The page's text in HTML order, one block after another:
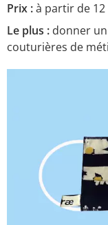
Prix :à partir de
Le plus : donner
couturières de